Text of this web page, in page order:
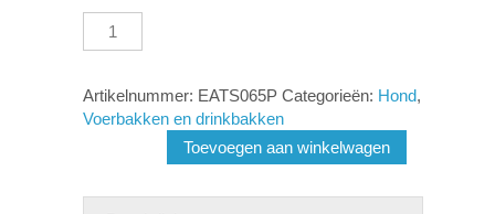
Slow
Longer
Gobble
Artikelnummer: EATS065P Categorieën: Hond,
Voerbakken en drinkbakken
Toevoegen aan winkelwagen